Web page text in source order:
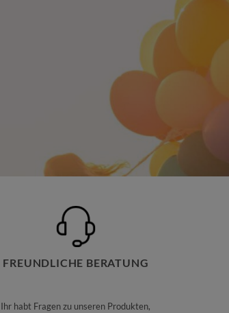
FREUNDLICHE BERATUNG
Ihr habt Fragen zu unseren Produkten,